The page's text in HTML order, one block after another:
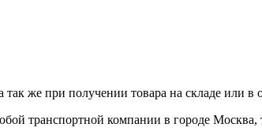
же при получении товара на складе или в
транспортной компании в городе Москва,